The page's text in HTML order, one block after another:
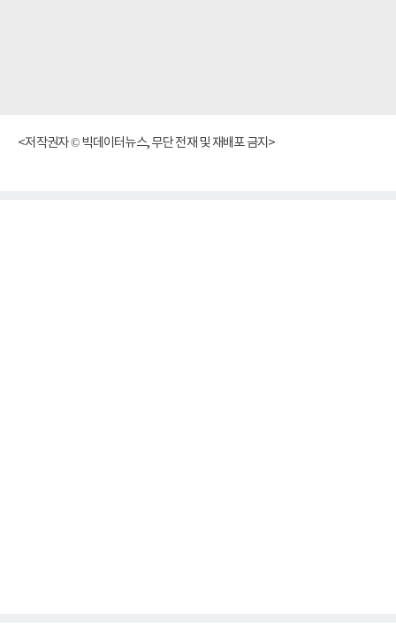
<저작권자 © 빅데이터뉴스, 무단 전재 및 재배포 금지>